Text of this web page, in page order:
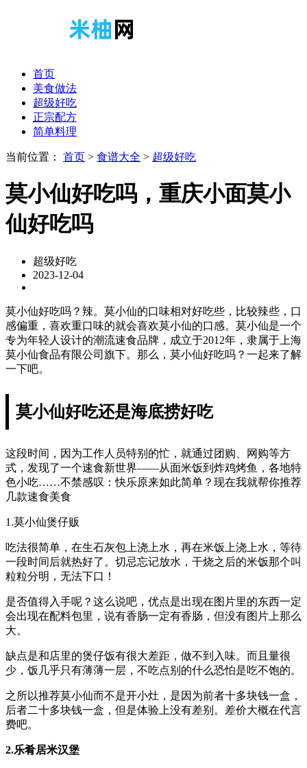
首页
美食做法
超级好吃
正宗配方
简单料理
当前位置： 首页 > 食谱大全 > 超级好吃
莫小仙好吃吗，重庆小面莫小
仙好吃吗
超级好吃
2023-12-04
莫小仙好吃吗？辣。莫小仙的口味相对好吃些，比较辣些，口
感偏重，喜欢重口味的就会喜欢莫小仙的口感。莫小仙是一个
专为年轻人设计的潮流速食品牌，成立于2012年，隶属于上海
莫小仙食品有限公司旗下。那么，莫小仙好吃吗？一起来了解
一下吧。
莫小仙好吃还是海底捞好吃
这段时间，因为工作人员特别的忙，就通过团购、网购等方
式，发现了一个速食新世界——从面米饭到炸鸡烤鱼，各地特
色小吃……不禁感叹：快乐原来如此简单？现在我就帮你推荐
几款速食美食
1.莫小仙煲仔贩
吃法很简单，在生石灰包上浇上水，再在米饭上浇上水，等待
一段时间后就热好了。切忌忘记放水，干烧之后的米饭那个叫
粒粒分明，无法下口！
是否值得入手呢？这么说吧，优点是出现在图片里的东西一定
会出现在配料包里，说有香肠一定有香肠，但没有图片上那么
大。
缺点是和店里的煲仔饭有很大差距，做不到入味。而且量很
少，饭几乎只有薄薄一层，不吃点别的什么恐怕是吃不饱的。
之所以推荐莫小仙而不是开小灶，是因为前者十多块钱一盒，
后者二十多块钱一盒，但是体验上没有差别。差价大概在代言
费吧。
2.乐肴居米汉堡